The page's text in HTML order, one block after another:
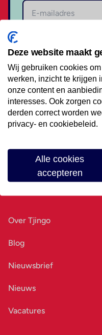
Volg ons op social media
Over Tjingo
Blog
Nieuwsbrief
Nieuws
Vacatures
Deze website maakt
Wij gebruiken cookies
werken, inzicht te krijgen
onze content en
interesses. Ook zorgen
derden correct worden
privacy- en cookiebeleid.
Alle cookies
accepteren